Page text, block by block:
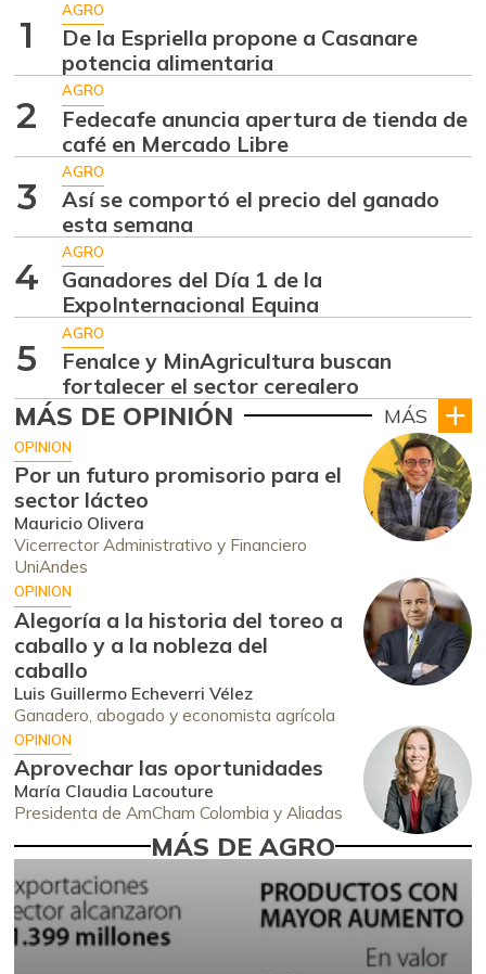
1
AGRO
De la Espriella propone a Casanare
potencia alimentaria
2
AGRO
Fedecafe anuncia apertura de tienda de
café en Mercado Libre
3
AGRO
Así se comportó el precio del ganado
esta semana
4
AGRO
Ganadores del Día 1 de la
ExpoInternacional Equina
5
AGRO
Fenalce y MinAgricultura buscan
fortalecer el sector cerealero
MÁS DE OPINIÓN MÁS
OPINION
Por un futuro promisorio para el
sector lácteo
Mauricio Olivera
Vicerrector Administrativo y Financiero
UniAndes
OPINION
Alegoría a la historia del toreo a
caballo y a la nobleza del
caballo
Luis Guillermo Echeverri Vélez
Ganadero, abogado y economista agrícola
OPINION
Aprovechar las oportunidades
María Claudia Lacouture
Presidenta de AmCham Colombia y Aliadas
MÁS DE AGRO